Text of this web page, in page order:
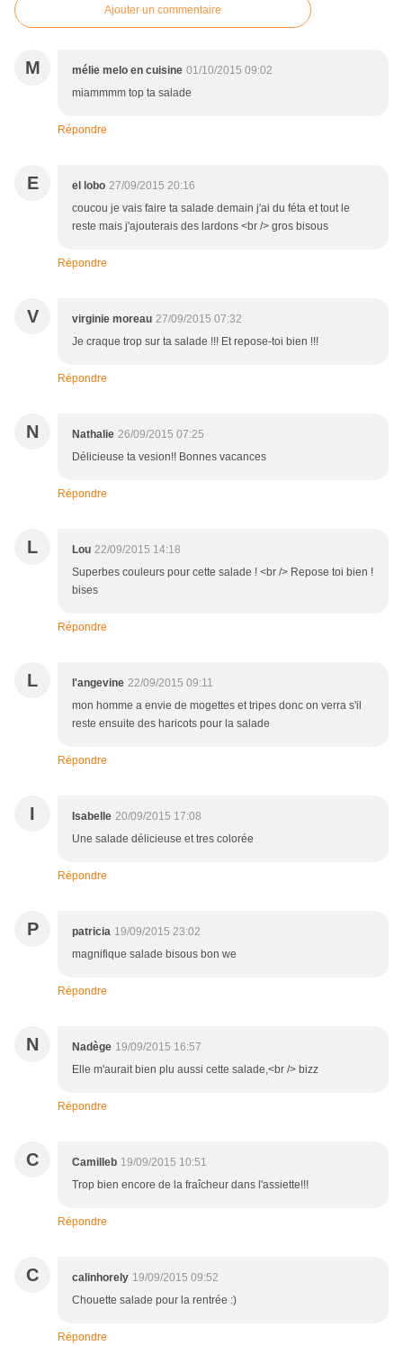
Ajouter un commentaire
M mélie melo en cuisine 01/10/2015 09:02
miammmm top ta salade
Répondre
E el lobo 27/09/2015 20:16
coucou je vais faire ta salade demain j'ai du féta et tout le
reste mais j'ajouterais des lardons <br /> gros bisous
Répondre
V virginie moreau 27/09/2015 07:32
Je craque trop sur ta salade !!! Et repose-toi bien !!!
Répondre
N Nathalie 26/09/2015 07:25
Délicieuse ta vesion!! Bonnes vacances
Répondre
L Lou 22/09/2015 14:18
Superbes couleurs pour cette salade ! <br /> Repose toi bien !
bises
Répondre
L l'angevine 22/09/2015 09:11
mon homme a envie de mogettes et tripes donc on verra s'il
reste ensuite des haricots pour la salade
Répondre
I Isabelle 20/09/2015 17:08
Une salade délicieuse et tres colorée
Répondre
P patricia 19/09/2015 23:02
magnifique salade bisous bon we
Répondre
N Nadège 19/09/2015 16:57
Elle m'aurait bien plu aussi cette salade,<br /> bizz
Répondre
C Camilleb 19/09/2015 10:51
Trop bien encore de la fraîcheur dans l'assiette!!!
Répondre
C calinhorely 19/09/2015 09:52
Chouette salade pour la rentrée :)
Répondre